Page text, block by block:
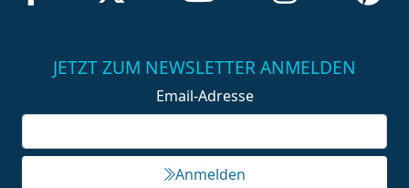
JETZT ZUM NEWSLETTER ANMELDEN
Email-Adresse
Anmelden